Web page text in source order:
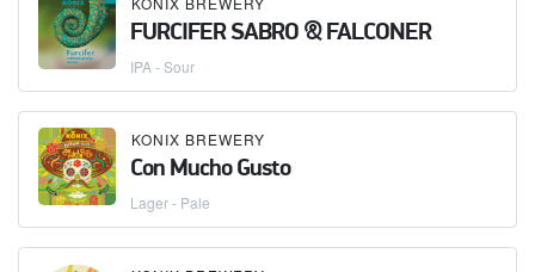
FURCIFER SABRO & FALCONER
IPA - Sour
KONIX BREWERY
Con Mucho Gusto
Lager - Pale